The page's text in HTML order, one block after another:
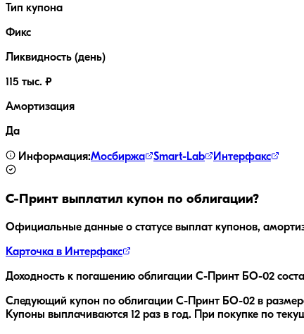
Тип купона
Фикс
Ликвидность (день)
115 тыс. ₽
Амортизация
Да
Информация:Мосбиржа Smart-Lab Интерфакс
С-Принт выплатил купон по облигации?
Официальные данные о статусе выплат купонов,
Карточка в Интерфакс
Доходность к погашению облигации С-Принт БО-02
Следующий купон по облигации С-Принт БО-02 в
Купоны выплачиваются 12 раз в год. При покупке по